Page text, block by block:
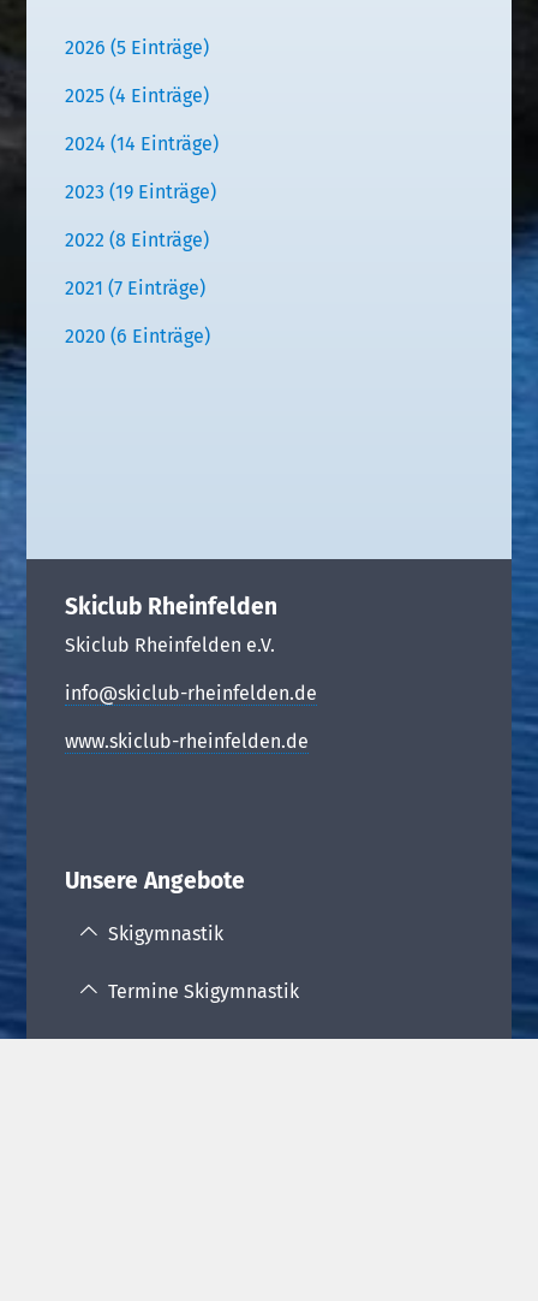
2026 (5 Einträge)
2025 (4 Einträge)
2024 (14 Einträge)
2023 (19 Einträge)
2022 (8 Einträge)
2021 (7 Einträge)
2020 (6 Einträge)
Skiclub Rheinfelden
Skiclub Rheinfelden e.V.
info@skiclub-rheinfelden.de
www.skiclub-rheinfelden.de
Unsere Angebote
Skigymnastik
Termine Skigymnastik